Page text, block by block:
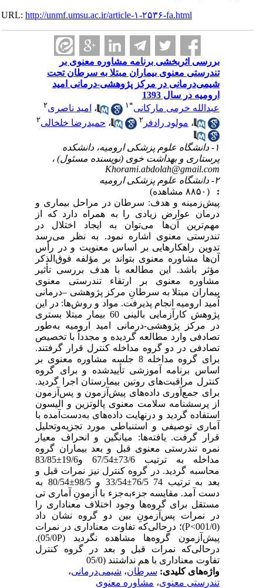
URL:http://unmf.umsu.ac.ir/article-۱-۲۵۳۶-fa.html
بررسی اثربخشی برنامه مشاوره معنوی بر
تندرستی معنوی بیماران مبتلا به سرطان تحت
شیمی‌‌درمانی در مرکز پژوهشی-درمانی امید
ارومیه در سال 1393
عبدالله خرمی مارکانی
۱ ،امید ناصری۲
،مولود رادفر۲ ،حمیدرضا خلخالی
۱- دانشگاه علوم پزشکی ارومیه، دانشکده
پرستاری و بهداشت خوی (نویسنده مسئول) ،
Khorami.abdolah@gmail.com
پیش‌زمینه و هدف: سرطان در مراحل بیماری و
درمان عوارض زیادی را به همراه دارد که از
مهم‌ترین آن‌ها می‌‌توان به ایجاد اختلال در
تندرستی معنوی اشاره نمود. به نظر می‌‌رسد
تدوین راهکارهایی بر اساس معنویت و در رأس
آن‌ها مشاوره معنوی بتواند بر مؤلفه‌‌ فوق‌‌الذکر
مؤثر باشد. این مطالعه با هدف بررسی تأثیر
مشاوره معنوی بر ارتقاء تندرستی معنوی
بیماران مبتلا به سرطانِ مرکز پژوهشی –درمانی
اُمید ارومیه انجام پذیرفت. مواد و روش‌ها: در این
پژوهش کارآزمایی بالینی 60 بیمار مبتلا بستری
در مرکز پژوهشی-درمانی امید ارومیه به‌طور
تصادفی وارد مطالعه گردیده و مجدداً با تخصیص
تصادفی در دو گروه مداخله کنترل قرار گرفتند.
برای گروه مداخله 8 جلسه مشاوره معنوی بر
اساس برنامه آموزشی تأییدشده و برای گروه
کنترل مراقبت‌های روتین بیمارستان اجرا گردید.
برای جمع‌آوری داده‌های پیش‌آزمون و پس‌آزمون
از پرسشنامه سلامت معنوی پالوتزین و الیسون
استفاده گردید و درنهایت داده‌‌های به‌دست‌آمده با
آماری توصیفی و استنباطی مورد تجزیه‌وتحلیل
قرار گرفت. یافته‌ها: میانگین و انحراف‌‌ معیار
نمره تندرستی معنوی قبل و بعد بیماران گروه
مداخله به ترتیب 73/6±67/54 و19/6±83/85
محاسبه گردید. در گروه کنترل نیز نمرات قبل و
بعد به ترتیب 74 76/5±33/54 و 98/5±80/54 به
دست آمد. مقایسه جزءبه‌جزء با آزمونِ آماری تی
مستقل برای گروه‌‌ها وجود اختلاف معناداری را
در نمرات پس‌‌آزمونِ بین دو گروه نشان داد
(001/0>P)؛ درحالی‌که تفاوت معناداری در نمرات
پیش‌‌آزمون گروه‌‌ها مشاهده نگردید (05/0P).
درحالی‌که نمرات قبل و بعد در گروه کنترل
تفاوت معناداری با هم نداشتند (05/0
واژه‌های کلیدی:سرطان،شیمی‌‌درمانی،
تندرستی معنوی،مشاوره معنوی